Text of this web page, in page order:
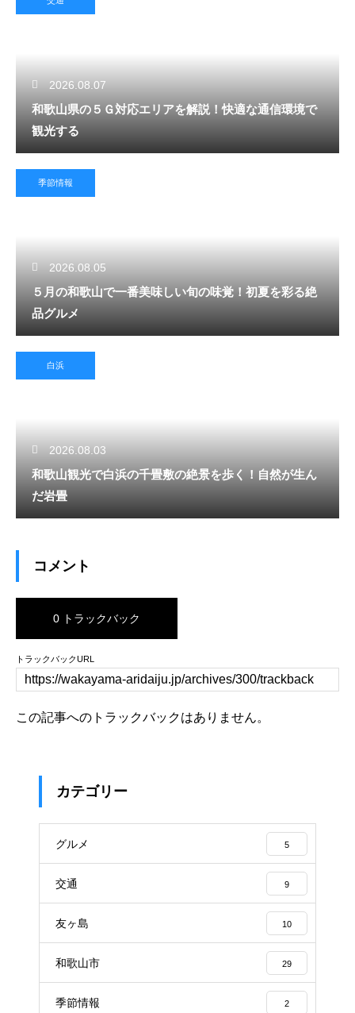
2026.08.07
和歌山県の５Ｇ対応エリアを解説！快適な通信環境で
観光する
季節情報
2026.08.05
５月の和歌山で一番美味しい旬の味覚！初夏を彩る絶
品グルメ
白浜
2026.08.03
和歌山観光で白浜の千畳敷の絶景を歩く！自然が生ん
だ岩畳
コメント
0 トラックバック
トラックバックURL
この記事へのトラックバックはありません。
カテゴリー
グルメ 5
交通 9
友ヶ島 10
和歌山市 29
季節情報 2